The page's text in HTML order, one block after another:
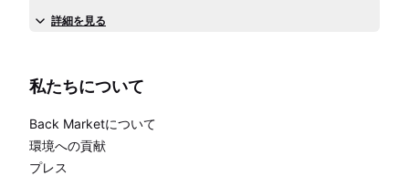
詳細を見る
私たちについて
Back Marketについて
環境への貢献
プレス